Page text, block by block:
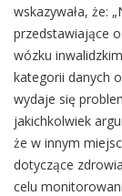
wskazywała, że:
przedstawiające
wózku
kategorii danych
wydaje się
jakichkolwiek
że w innym
dotyczące
celu